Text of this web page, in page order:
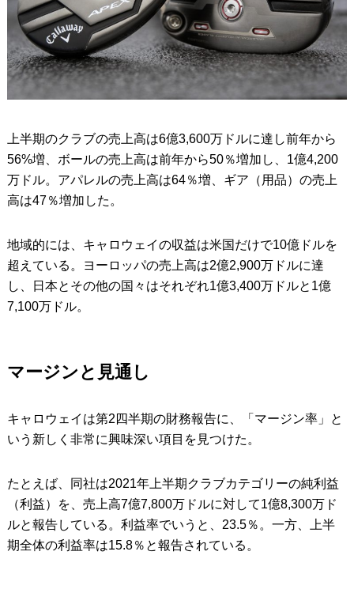
上半期のクラブの売上高は6億3,600万ドルに達し前年から
56%増、ボールの売上高は前年から50％増加し、1億4,200
万ドル。アパレルの売上高は64％増、ギア（用品）の売上
高は47％増加した。
地域的には、キャロウェイの収益は米国だけで10億ドルを
超えている。ヨーロッパの売上高は2億2,900万ドルに達
し、日本とその他の国々はそれぞれ1億3,400万ドルと1億
7,100万ドル。
マージンと見通し
キャロウェイは第2四半期の財務報告に、「マージン率」と
いう新しく非常に興味深い項目を見つけた。
たとえば、同社は2021年上半期クラブカテゴリーの純利益
（利益）を、売上高7億7,800万ドルに対して1億8,300万ド
ルと報告している。利益率でいうと、23.5％。一方、上半
期全体の利益率は15.8％と報告されている。